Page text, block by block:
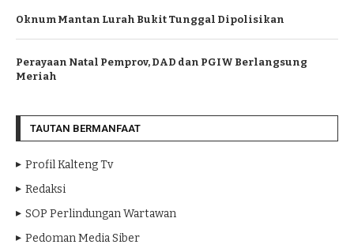
Oknum Mantan Lurah Bukit Tunggal Dipolisikan
Perayaan Natal Pemprov, DAD dan PGIW Berlangsung
Meriah
TAUTAN BERMANFAAT
Profil Kalteng Tv
Redaksi
SOP Perlindungan Wartawan
Pedoman Media Siber